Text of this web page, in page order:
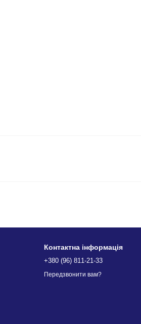
Контактна інформація
+380 (96) 811-21-33
Передзвонити вам?